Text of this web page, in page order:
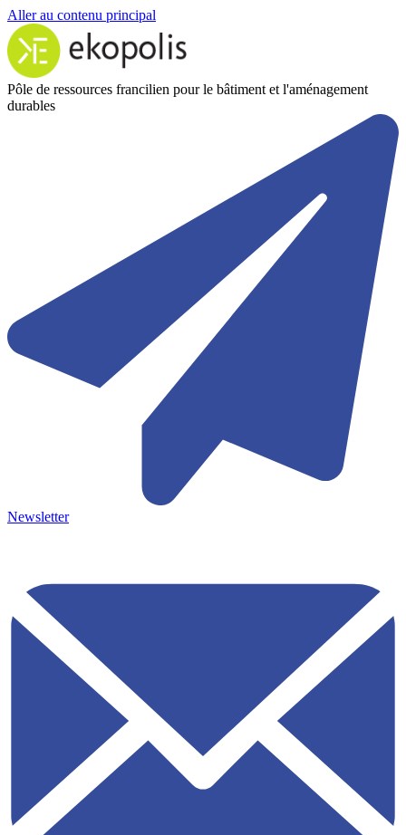
Aller au contenu principal
Pôle de ressources francilien pour le bâtiment et l'aménagement
durables
Newsletter